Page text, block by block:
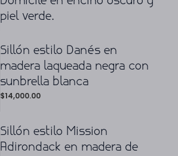
piel verde.
Sillón estilo Danés en
madera laqueada negra con
sunbrella blanca
$14,000.00
Sillón estilo Mission
Adirondack en madera de